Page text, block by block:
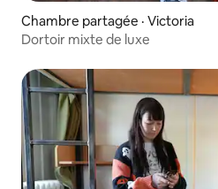
Chambre partagée · Victoria
Dortoir mixte de luxe